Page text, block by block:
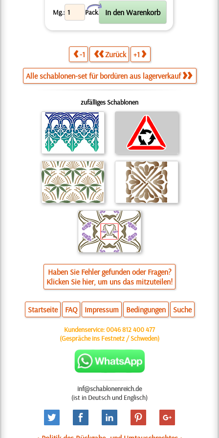
Mg.: Pack.
X
-1 Zurück +1
Alle schablonen-set für bordüren aus lagerverkauf
zufälliges Schablonen
Haben Sie Fehler gefunden oder Fragen?
Klicken Sie hier, um uns das mitzuteilen!
Startseite FAQ Impressum Bedingungen Suche
Kundenservice:0046 812 400 477
(Gespräche ins Festnetz / Schweden)
inf@schablonenreich.de
(ist in Deutsch und Englisch)